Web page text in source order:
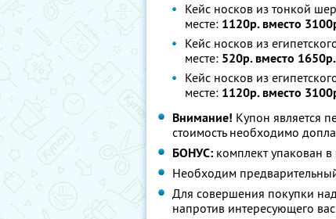
Кейс носков из тонкой
месте: 1120р. вместо
Кейс носков из
месте: 520р. вместо 1650р.
Кейс носков из
месте: 1120р. вместо
Внимание! Купон является
стоимость необходимо
БОНУС: комплект упакован
Необходим
Для совершения покупки
напротив интересующего